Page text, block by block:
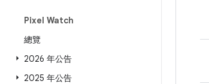
Pixel Watch
總覽
2026 年公告
2025 年公告